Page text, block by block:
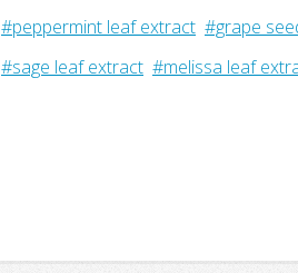
#peppermint leaf extract #grape
#sage leaf extract #melissa leaf